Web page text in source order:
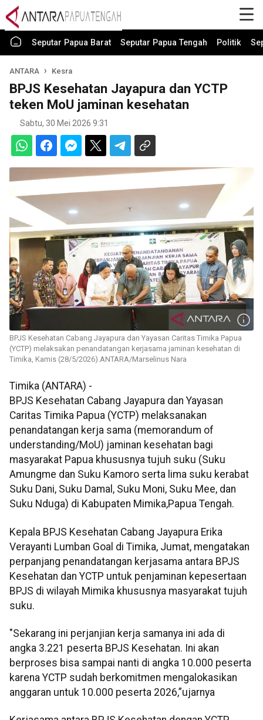
Seputar Papua Barat Seputar Papua Tengah Politik
ANTARA Kesra
BPJS Kesehatan Jayapura dan YCTP
teken MoU jaminan kesehatan
Sabtu, 30 Mei 2026 9:31
BPJS Kesehatan Cabang Jayapura dan Yayasan Caritas Timika Papua
(YCTP) melaksakan penandatangan kerjasama jaminan kesehatan di
Timika, Kamis (28/5/2026).ANTARA/Marselinus Nara
Timika (ANTARA) -
BPJS Kesehatan Cabang Jayapura dan Yayasan
Caritas Timika Papua (YCTP) melaksanakan
penandatangan kerja sama (memorandum of
understanding/MoU) jaminan kesehatan bagi
masyarakat Papua khususnya tujuh suku (Suku
Amungme dan Suku Kamoro serta lima suku kerabat
Suku Dani, Suku Damal, Suku Moni, Suku Mee, dan
Suku Nduga) di Kabupaten Mimika,Papua Tengah.
Kepala BPJS Kesehatan Cabang Jayapura Erika
Verayanti Lumban Goal di Timika, Jumat, mengatakan
perpanjang penandatangan kerjasama antara BPJS
Kesehatan dan YCTP untuk penjaminan kepesertaan
BPJS di wilayah Mimika khususnya masyarakat tujuh
suku.
"Sekarang ini perjanjian kerja samanya ini ada di
angka 3.221 peserta BPJS Kesehatan. Ini akan
berproses bisa sampai nanti di angka 10.000 peserta
karena YCTP sudah berkomitmen mengalokasikan
anggaran untuk 10.000 peserta 2026,”ujarnya